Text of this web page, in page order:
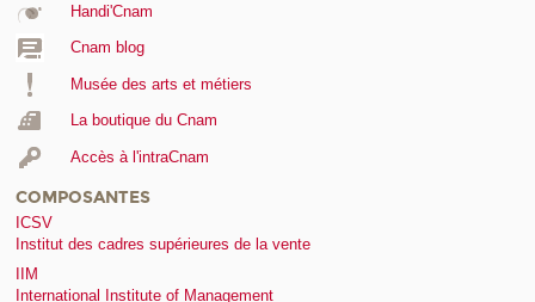
Handi'Cnam
Cnam blog
Musée des arts et métiers
La boutique du Cnam
Accès à l'intraCnam
COMPOSANTES
ICSV
Institut des cadres supérieures de la vente
IIM
International Institute of Management